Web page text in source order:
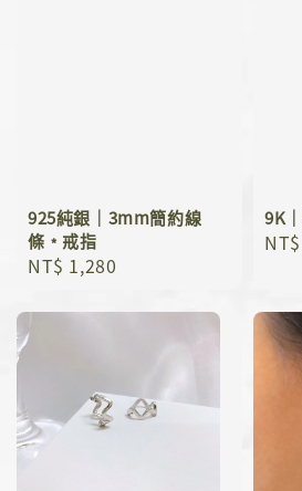
925純銀｜3mm簡約線
條﹡戒指
Regular
NT$ 1,280
9K